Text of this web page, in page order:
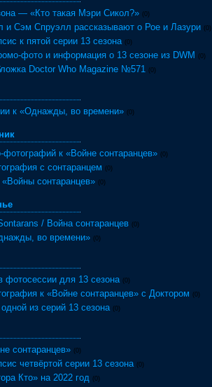
— «Кто такая Мэри Сикол?» (0)
и Сэм Спруэлл рассказывают о Рое и Лазури (0)
к пятой серии 13 сезона (0)
фото и информация о 13 сезоне из DWM (0)
Doctor Who Magazine №571 (0)
к «Однажды, во времени» (0)
фотографий к «Войне сонтаранцев» (0)
с сонтаранцем (0)
сонтаранцев» (0)
/ Война сонтаранцев (0)
во времени» (0)
фотосессии для 13 сезона (0)
к «Войне сонтаранцев» с Доктором (0)
из серий 13 сезона (0)
сонтаранцев» (0)
четвёртой серии 13 сезона (0)
Кто» на 2022 год (0)